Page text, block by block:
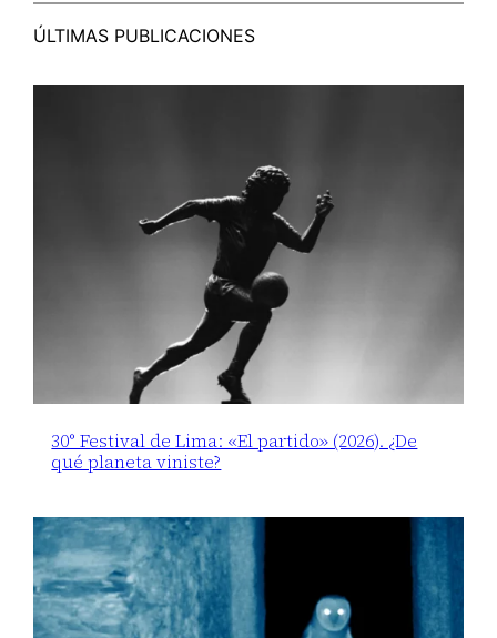
ÚLTIMAS PUBLICACIONES
30° Festival de Lima: «El partido» (2026). ¿De
qué planeta viniste?